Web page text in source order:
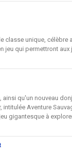
unique, célèbre
qui permettront
ainsi qu'un nouveau
Aventure
gigantesque à